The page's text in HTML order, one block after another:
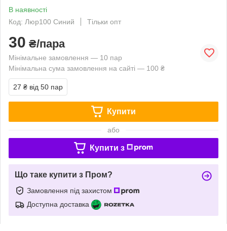
В наявності
Код: Люр100 Синий
Тільки опт
30 ₴/пара
Мінімальне замовлення — 10 пар
Мінімальна сума замовлення на сайті — 100 ₴
27 ₴ від 50 пар
Купити
або
Купити з
Що таке купити з Пром?
Замовлення під захистом
Доступна доставка